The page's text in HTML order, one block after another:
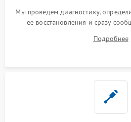
Мы проведем диагностику,
ее восстановления и сразу
Подробнее